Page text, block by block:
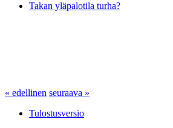
Takan yläpalotila turha?
« edellinen seuraava »
Tulostusversio